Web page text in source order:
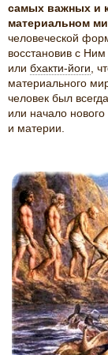
самых важных и
материальном
человеческой
восстановив с
или бхакти-йоги ,
материального
человек был
или начало
и материи.